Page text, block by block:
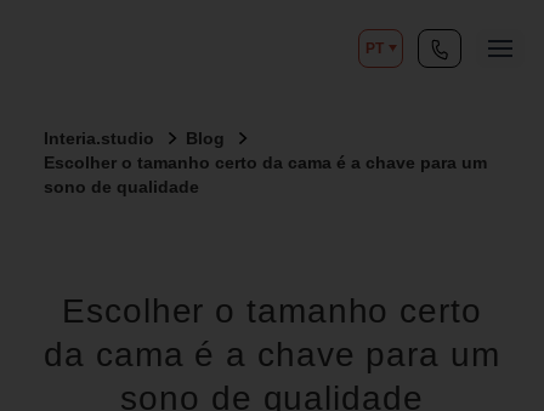
PT
Interia.studio
Blog
Escolher o tamanho certo da cama é a chave para um
sono de qualidade
Escolher o tamanho certo
da cama é a chave para um
sono de qualidade